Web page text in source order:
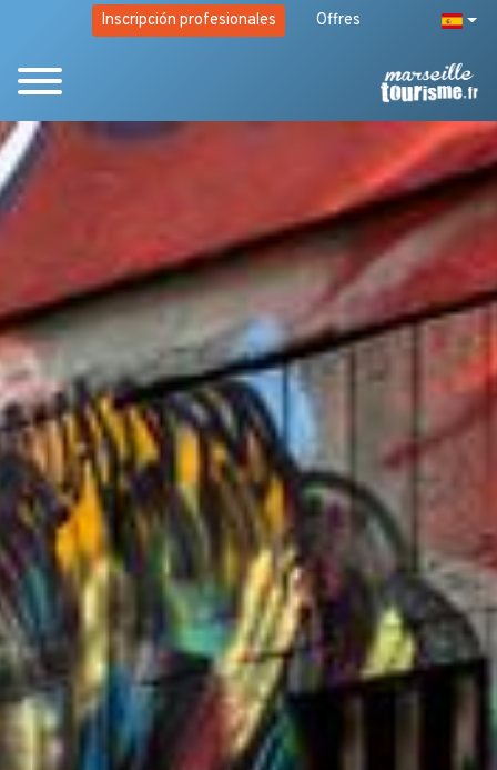
Inscripción profesionales Offres